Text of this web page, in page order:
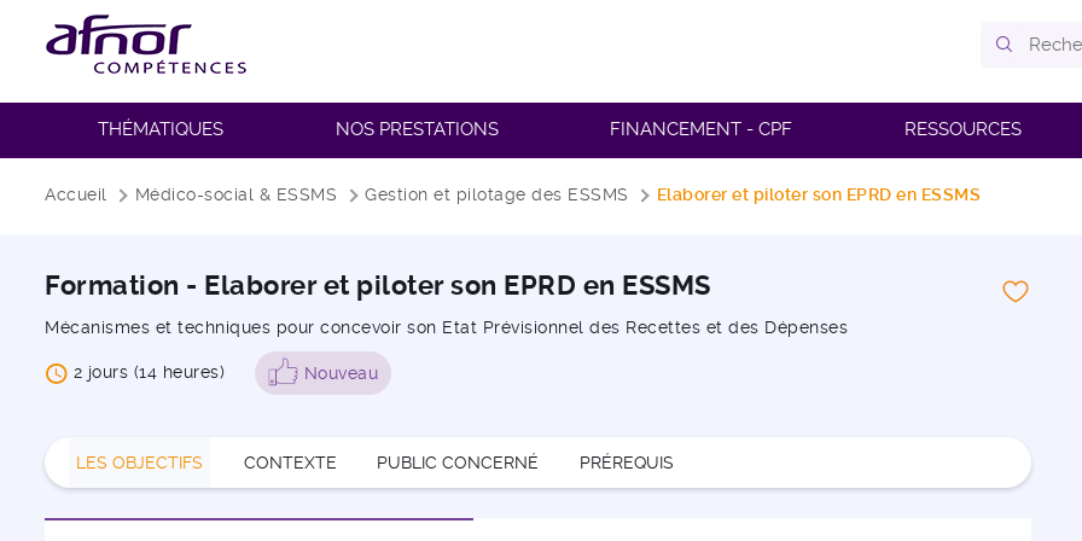
THÉMATIQUES NOS PRESTATIONS FINANCEMENT - CPF RESSOURCES
Fil d'Ariane
Accueil Médico-social & ESSMS Gestion et pilotage des ESSMS Elaborer et piloter son EPRD en ESSMS
Formation - Elaborer et piloter son EPRD en ESSMS
Mécanismes et techniques pour concevoir son Etat Prévisionnel des Recettes et des Dépenses
2 jours (14 heures) Nouveau
LES OBJECTIFS CONTEXTE PUBLIC CONCERNÉ PRÉREQUIS